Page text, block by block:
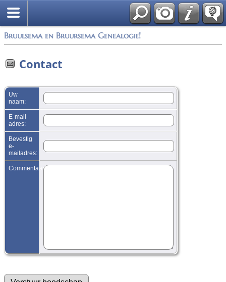
Bruulsema en Bruursema Genealogie!
Contact
Uw
naam:
E-mail
adres:
Bevestig
e-
mailadres:
Commentaar: